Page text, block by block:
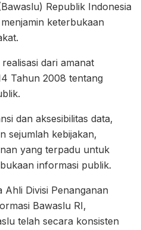
Republik Indonesia
keterbukaan
dari amanat
Tahun 2008 tentang
dan aksesibilitas data,
sejumlah kebijakan,
yang terpadu untuk
informasi publik.
Divisi Penanganan
Bawaslu RI,
telah secara konsisten